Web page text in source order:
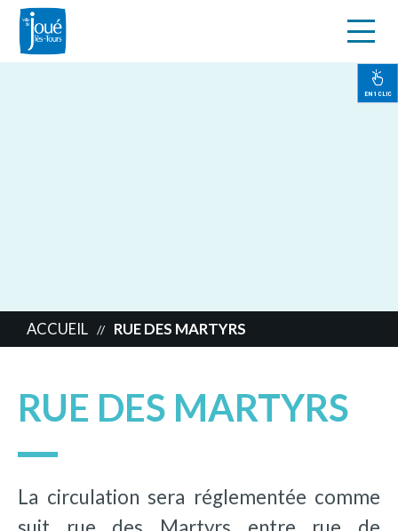
EN 1 CLIC
ACCUEIL // RUE DES MARTYRS
RUE DES MARTYRS
La circulation sera réglementée comme